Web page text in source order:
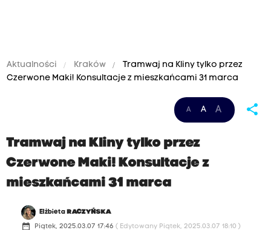
Aktualności Kraków
Tramwaj na Kliny tylko przez
Czerwone Maki! Konsultacje z mieszkańcami 31 marca
A A A share
Tramwaj na Kliny tylko przez
Czerwone Maki! Konsultacje z
mieszkańcami 31 marca
Elżbieta RACZYŃSKA
date_range Piątek, 2025.03.07 17:46 ( Edytowany Piątek, 2025.03.07 18:10 )